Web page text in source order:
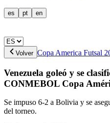
es pt en
Volver Copa America Futsal
Venezuela goleó y se
CONMEBOL Copa
Se impuso 6-2 a Bolivia y se
del torneo.